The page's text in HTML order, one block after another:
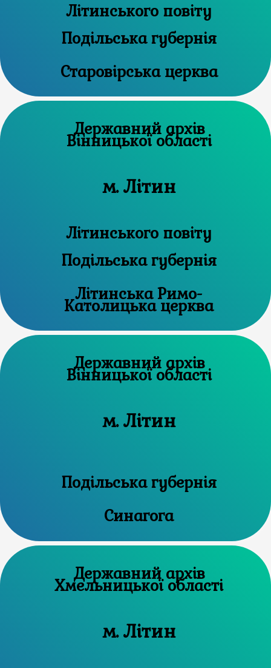
Літинського повіту
Подільська губернія
Старовірська церква
Державний архів
Вінницької області
м. Літин
Літинського повіту
Подільська губернія
Літинська Римо-
Католицька церква
Державний архів
Вінницької області
м. Літин
Подільська губернія
Синагога
Державний архів
Хмельницької області
м. Літин